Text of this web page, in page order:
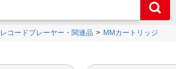
レコードプレーヤー・関連品 MMカートリッジ